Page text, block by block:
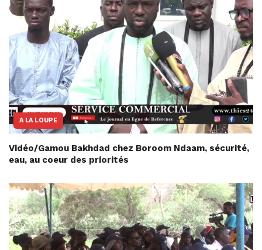
A LA LOUPE
Vidéo/Gamou Bakhdad chez Boroom Ndaam, sécurité,
eau, au coeur des priorités